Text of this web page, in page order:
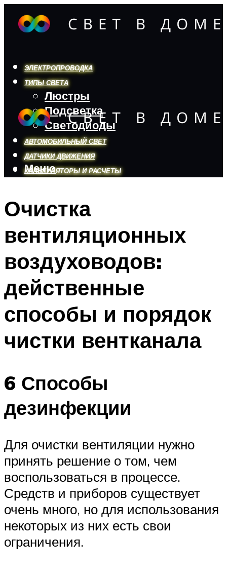
ЭЛЕКТРОПРОВОДКА
ТИПЫ СВЕТА
Люстры
Подсветка
Светодиоды
АВТОМОБИЛЬНЫЙ СВЕТ
ДАТЧИКИ ДВИЖЕНИЯ
КАЛЬКУЛЯТОРЫ И РАСЧЕТЫ
Меню
Меню
Очистка
вентиляционных
воздуховодов:
действенные
способы и порядок
чистки вентканала
6 Способы
дезинфекции
Для очистки вентиляции нужно
принять решение о том, чем
воспользоваться в процессе.
Средств и приборов существует
очень много, но для использования
некоторых из них есть свои
ограничения.